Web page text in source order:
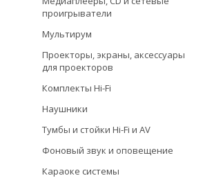
проигрыватели
Мультирум
Проекторы, экраны, аксессуары
для проекторов
Комплекты Hi-Fi
Наушники
Тумбы и стойки Hi-Fi и AV
Фоновый звук и оповещение
Караоке системы